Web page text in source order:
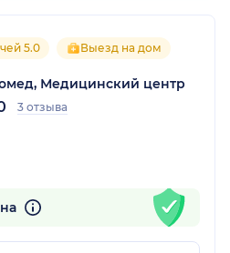
5.0 Выезд на дом
Медицинский центр
3 отзыва